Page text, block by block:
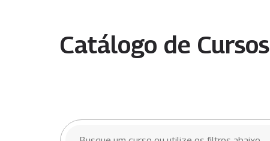
Catálogo de Cursos
BUSCAR CURSOS